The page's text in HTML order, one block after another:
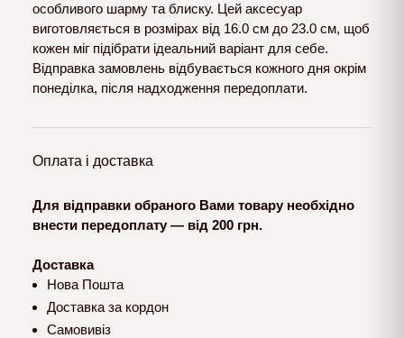
особливого шарму та блиску. Цей аксесуар
виготовляється в розмірах від 16.0 см до 23.0 см, щоб
кожен міг підібрати ідеальний варіант для себе.
Відправка замовлень відбувається кожного дня окрім
понеділка, після надходження передоплати.
Оплата і доставка
Для відправки обраного Вами товару необхідно
внести передоплату — від 200 грн.
Доставка
Нова Пошта
Доставка за кордон
Самовивіз